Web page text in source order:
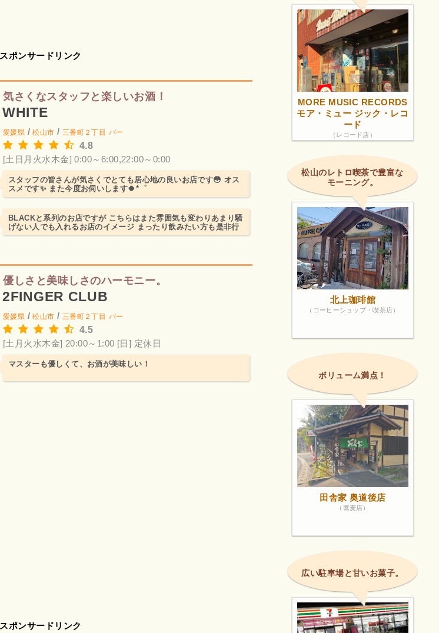
スポンサードリンク
気さくなスタッフと楽しいお酒！
WHITE
愛媛県 /松山市 / 三番町２丁目 バー
4.8
[土日月火水木金] 0:00～6:00,22:00～0:00
スタッフの皆さんが気さくでとても居心地の良いお店です😳 オス
スメです✨️ また今度お伺いします🍀*゜
BLACKと系列のお店ですが こちらはまた雰囲気も変わりあまり騒
げない人でも入れるお店のイメージ まったり飲みたい方も是非行
ってみては！
優しさと美味しさのハーモニー。
2FINGER CLUB
愛媛県 /松山市 / 三番町２丁目 バー
4.5
[土月火水木金] 20:00～1:00 [日] 定休日
マスターも優しくて、お酒が美味しい！
スポンサードリンク
MORE MUSIC RECORDS
モア・ミュー ジック・レコ
ード
（レコード店）
松山のレトロ喫茶で豊富な
モーニング。
北上珈琲館
（コーヒーショップ・喫茶店）
ボリューム満点！
田舎家 奥道後店
（蕎麦店）
広い駐車場と甘いお菓子。